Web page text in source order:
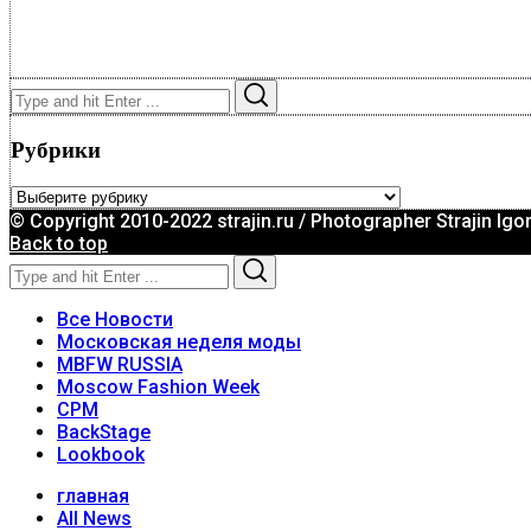
Search
for:
Рубрики
Рубрики
© Copyright 2010-2022 strajin.ru / Photographer Strajin Igor
Back to top
Search
for:
Все Новости
Московская неделя моды
MBFW RUSSIA
Moscow Fashion Week
CPM
BackStage
Lookbook
главная
All News